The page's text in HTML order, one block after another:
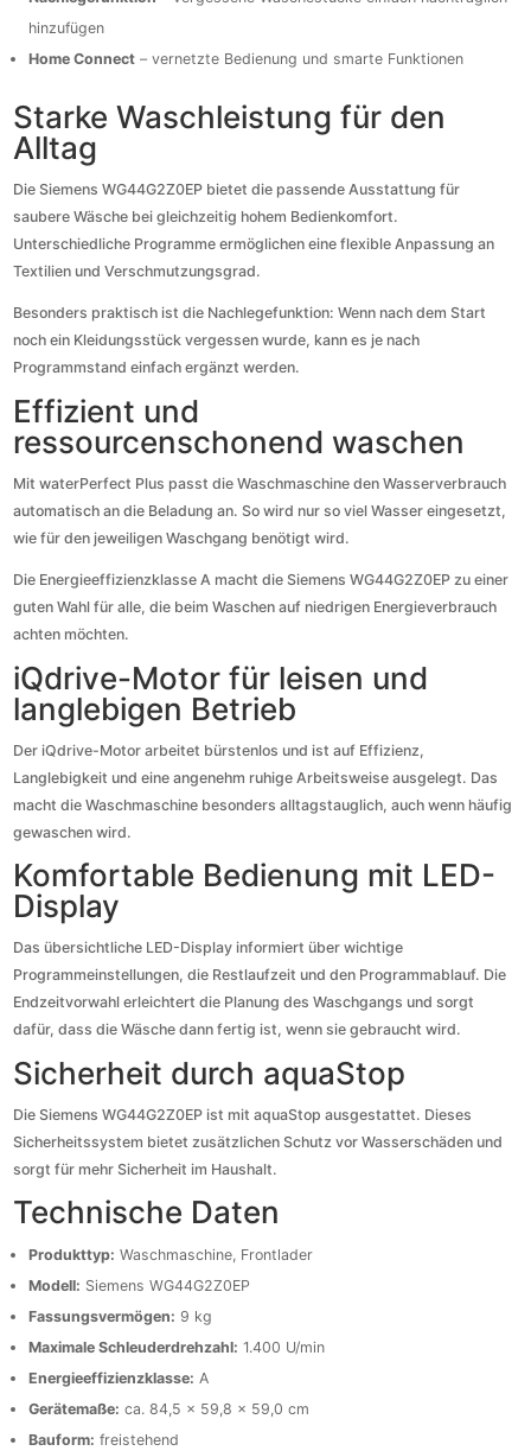
hinzufügen
Home Connect– vernetzte Bedienung und smarte Funktionen
Starke Waschleistung für den
Alltag
Die Siemens WG44G2Z0EP bietet die passende Ausstattung für
saubere Wäsche bei gleichzeitig hohem Bedienkomfort.
Unterschiedliche Programme ermöglichen eine flexible Anpassung an
Textilien und Verschmutzungsgrad.
Besonders praktisch ist die Nachlegefunktion: Wenn nach dem Start
noch ein Kleidungsstück vergessen wurde, kann es je nach
Programmstand einfach ergänzt werden.
Effizient und
ressourcenschonend waschen
Mit waterPerfect Plus passt die Waschmaschine den Wasserverbrauch
automatisch an die Beladung an. So wird nur so viel Wasser eingesetzt,
wie für den jeweiligen Waschgang benötigt wird.
Die Energieeffizienzklasse A macht die Siemens WG44G2Z0EP zu einer
guten Wahl für alle, die beim Waschen auf niedrigen Energieverbrauch
achten möchten.
iQdrive-Motor für leisen und
langlebigen Betrieb
Der iQdrive-Motor arbeitet bürstenlos und ist auf Effizienz,
Langlebigkeit und eine angenehm ruhige Arbeitsweise ausgelegt. Das
macht die Waschmaschine besonders alltagstauglich, auch wenn häufig
gewaschen wird.
Komfortable Bedienung mit LED-
Display
Das übersichtliche LED-Display informiert über wichtige
Programmeinstellungen, die Restlaufzeit und den Programmablauf. Die
Endzeitvorwahl erleichtert die Planung des Waschgangs und sorgt
dafür, dass die Wäsche dann fertig ist, wenn sie gebraucht wird.
Sicherheit durch aquaStop
Die Siemens WG44G2Z0EP ist mit aquaStop ausgestattet. Dieses
Sicherheitssystem bietet zusätzlichen Schutz vor Wasserschäden und
sorgt für mehr Sicherheit im Haushalt.
Technische Daten
Produkttyp: Waschmaschine, Frontlader
Modell: Siemens WG44G2Z0EP
Fassungsvermögen: 9 kg
Maximale Schleuderdrehzahl: 1.400 U/min
Energieeffizienzklasse: A
Gerätemaße: ca. 84,5 x 59,8 x 59,0 cm
Bauform: freistehend